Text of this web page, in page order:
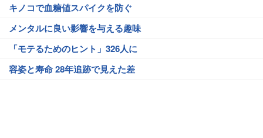
キノコで血糖値スパイクを防ぐ
メンタルに良い影響を与える趣味
「モテるためのヒント」326人に
容姿と寿命 28年追跡で見えた差